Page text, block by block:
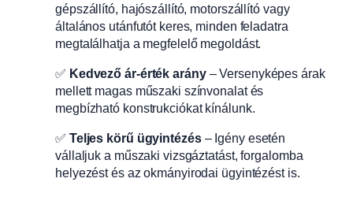
gépszállító, hajószállító, motorszállító vagy
általános utánfutót keres, minden feladatra
megtalálhatja a megfelelő megoldást.
✅ Kedvező ár-érték arány– Versenyképes árak
mellett magas műszaki színvonalat és
megbízható konstrukciókat kínálunk.
✅ Teljes körű ügyintézés– Igény esetén
vállaljuk a műszaki vizsgáztatást, forgalomba
helyezést és az okmányirodai ügyintézést is.